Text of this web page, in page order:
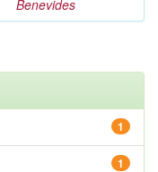
Benevides
1
1